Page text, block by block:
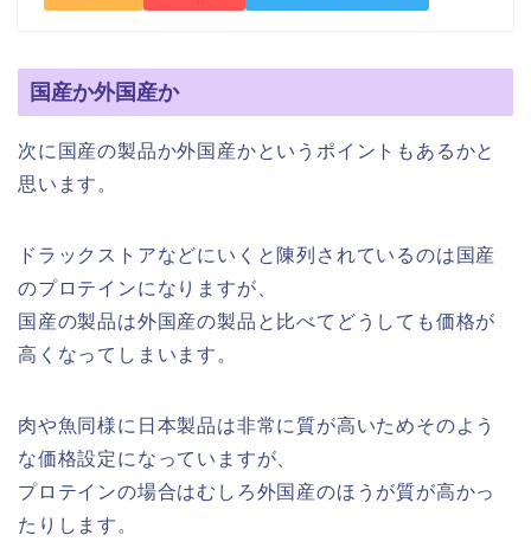
国産か外国産か
次に国産の製品か外国産かというポイントもあるかと
思います。
ドラックストアなどにいくと陳列されているのは国産
のプロテインになりますが、
国産の製品は外国産の製品と比べてどうしても価格が
高くなってしまいます。
肉や魚同様に日本製品は非常に質が高いためそのよう
な価格設定になっていますが、
プロテインの場合はむしろ外国産のほうが質が高かっ
たりします。